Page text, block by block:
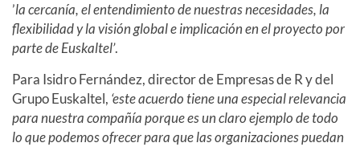
’la cercanía, el entendimiento de nuestras necesidades, la
flexibilidad y la visión global e implicación en el proyecto por
parte de Euskaltel’.
Para Isidro Fernández, director de Empresas de R y del
Grupo Euskaltel, ‘este acuerdo tiene una especial relevancia
para nuestra compañía porque es un claro ejemplo de todo
lo que podemos ofrecer para que las organizaciones puedan